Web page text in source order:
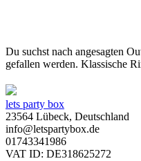
Du suchst nach angesagten
gefallen werden. Klassische
lets party box
23564 Lübeck, Deutschland
info@letspartybox.de
01743341986
VAT ID: DE318625272